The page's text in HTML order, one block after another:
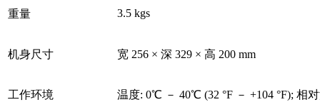
重量 3.5 kgs
机身尺寸 宽 256 × 深 329 × 高 200 mm
工作环境 温度: 0℃ － 40℃ (32 °F － +104 °F); 相